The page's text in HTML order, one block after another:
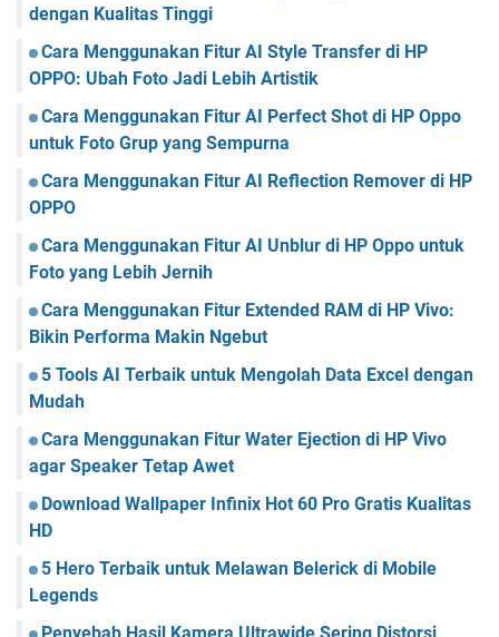
dengan Kualitas Tinggi
Cara Menggunakan Fitur AI Style Transfer di HP
OPPO: Ubah Foto Jadi Lebih Artistik
Cara Menggunakan Fitur AI Perfect Shot di HP Oppo
untuk Foto Grup yang Sempurna
Cara Menggunakan Fitur AI Reflection Remover di HP
OPPO
Cara Menggunakan Fitur AI Unblur di HP Oppo untuk
Foto yang Lebih Jernih
Cara Menggunakan Fitur Extended RAM di HP Vivo:
Bikin Performa Makin Ngebut
5 Tools AI Terbaik untuk Mengolah Data Excel dengan
Mudah
Cara Menggunakan Fitur Water Ejection di HP Vivo
agar Speaker Tetap Awet
Download Wallpaper Infinix Hot 60 Pro Gratis Kualitas
HD
5 Hero Terbaik untuk Melawan Belerick di Mobile
Legends